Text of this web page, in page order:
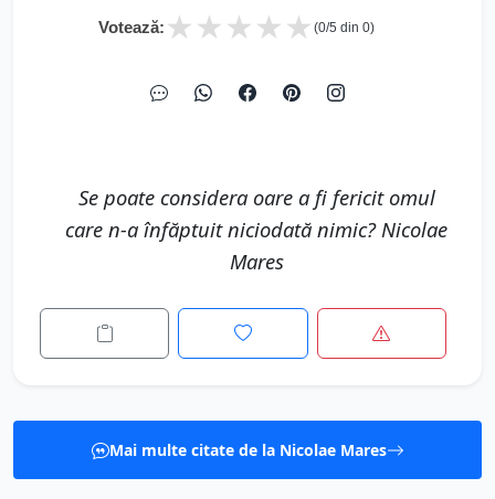
Votează: ★
★
★
★
★ (0/5 din 0)
Se poate considera oare a fi fericit omul
care n-a înfăptuit niciodată nimic? Nicolae
Mares
Mai multe citate de la Nicolae Mares